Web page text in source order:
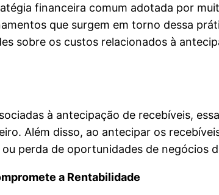
financeira comum adotada por
que surgem em torno dessa
sobre os custos relacionados à
à antecipação de recebíveis,
Além disso, ao antecipar os
perda de oportunidades de negócios
a Rentabilidade